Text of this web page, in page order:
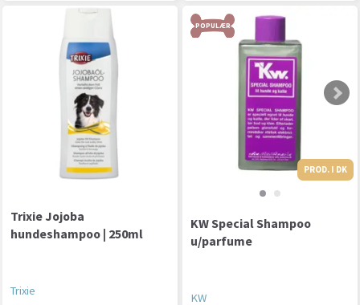
Trixie Jojoba
hundeshampoo | 250ml
Trixie
POPULÆR
PROD. I DK
KW Special Shampoo
u/parfume
KW